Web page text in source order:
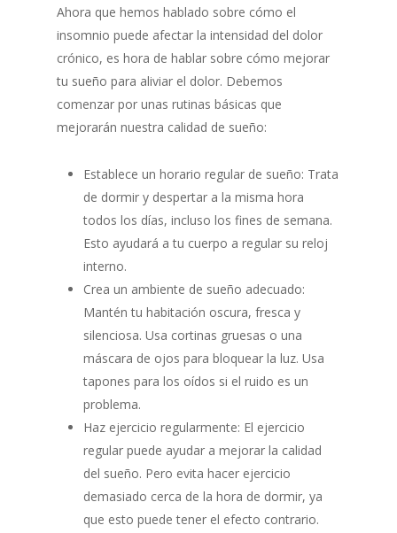
Ahora que hemos hablado sobre cómo el
insomnio puede afectar la intensidad del dolor
crónico, es hora de hablar sobre cómo mejorar
tu sueño para aliviar el dolor. Debemos
comenzar por unas rutinas básicas que
mejorarán nuestra calidad de sueño:
Establece un horario regular de sueño: Trata
de dormir y despertar a la misma hora
todos los días, incluso los fines de semana.
Esto ayudará a tu cuerpo a regular su reloj
interno.
Crea un ambiente de sueño adecuado:
Mantén tu habitación oscura, fresca y
silenciosa. Usa cortinas gruesas o una
máscara de ojos para bloquear la luz. Usa
tapones para los oídos si el ruido es un
problema.
Haz ejercicio regularmente: El ejercicio
regular puede ayudar a mejorar la calidad
del sueño. Pero evita hacer ejercicio
demasiado cerca de la hora de dormir, ya
que esto puede tener el efecto contrario.